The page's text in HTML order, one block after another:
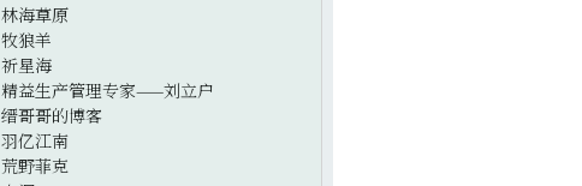
林海草原
牧狼羊
祈星海
精益生产管理专家——刘立户
缙哥哥的博客
羽亿江南
荒野菲克